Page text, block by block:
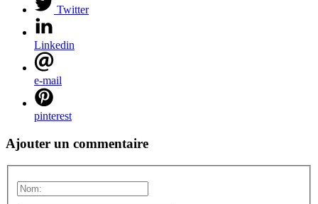
Twitter
Linkedin
e-mail
pinterest
Ajouter un commentaire